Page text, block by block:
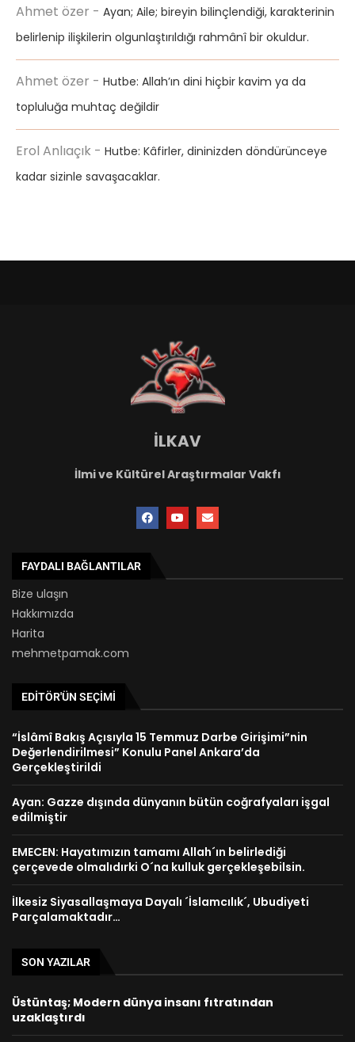
Ahmet özer - Ayan; Aile; bireyin bilinçlendiği, karakterinin
belirlenip ilişkilerin olgunlaştırıldığı rahmânî bir okuldur.
Ahmet özer - Hutbe: Allah’ın dini hiçbir kavim ya da
topluluğa muhtaç değildir
Erol Anlıaçık - Hutbe: Kâfirler, dininizden döndürünceye
kadar sizinle savaşacaklar.
İLKAV
İlmi ve Kültürel Araştırmalar Vakfı
FAYDALI BAĞLANTILAR
Bize ulaşın
Hakkımızda
Harita
mehmetpamak.com
EDITÖR'ÜN SEÇIMI
“İslâmî Bakış Açısıyla 15 Temmuz Darbe Girişimi”nin
Değerlendirilmesi” Konulu Panel Ankara’da
Gerçekleştirildi
Ayan: Gazze dışında dünyanın bütün coğrafyaları işgal
edilmiştir
EMECEN: Hayatımızın tamamı Allah´ın belirlediği
çerçevede olmalıdırki O´na kulluk gerçekleşebilsin.
İlkesiz Siyasallaşmaya Dayalı ´İslamcılık´, Ubudiyeti
Parçalamaktadır…
SON YAZILAR
Üstüntaş; Modern dünya insanı fıtratından
uzaklaştırdı